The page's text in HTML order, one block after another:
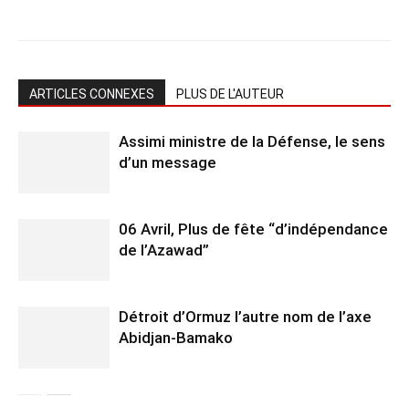
ARTICLES CONNEXES PLUS DE L'AUTEUR
Assimi ministre de la Défense, le sens
d’un message
06 Avril, Plus de fête “d’indépendance
de l’Azawad”
Détroit d’Ormuz l’autre nom de l’axe
Abidjan-Bamako